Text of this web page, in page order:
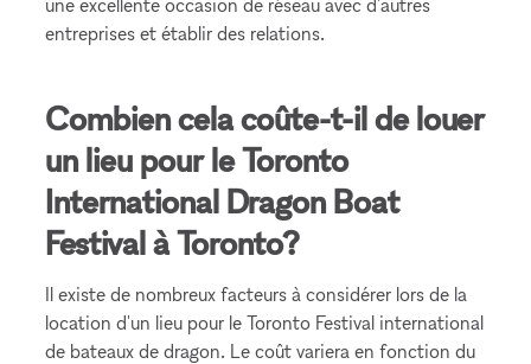
une excellente occasion de réseau avec d'autres
entreprises et établir des relations.
Combien cela coûte-t-il de louer
un lieu pour le Toronto
International Dragon Boat
Festival à Toronto?
Il existe de nombreux facteurs à considérer lors de la
location d'un lieu pour le Toronto Festival international
de bateaux de dragon. Le coût variera en fonction du